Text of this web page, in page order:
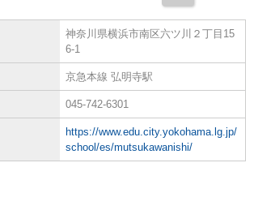
神奈川県横浜市南区六ツ川２丁目15
6-1
京急本線 弘明寺駅
045-742-6301
https://www.edu.city.yokohama.lg.jp/
school/es/mutsukawanishi/